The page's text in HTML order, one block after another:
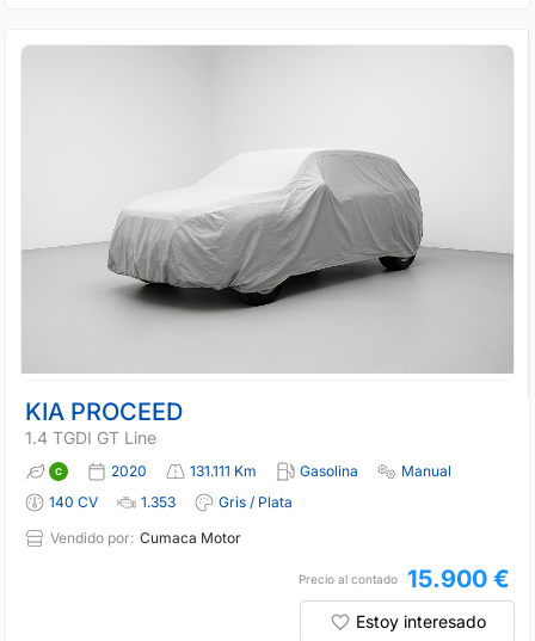
KIA PROCEED
1.4 TGDI GT Line
2020 131.111 Km Gasolina
Manual
140 CV
1.353
Gris / Plata
Vendido por: Cumaca Motor
Precio al contado 15.900 €
Estoy interesado